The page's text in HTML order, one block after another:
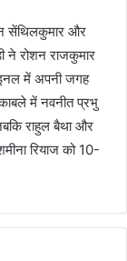
सेंथिलकुमार और
ने रोशन राजकुमार
में अपनी जगह
में नवनीत प्रभु
राहुल बैथा और
रियाज को 10-